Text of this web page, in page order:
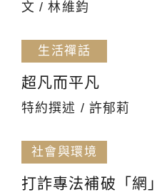
文 / 林維鈞
生活禪話
超凡而平凡
特約撰述 / 許郁莉
社會與環境
打詐專法補破「網」